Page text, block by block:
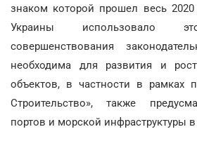
знаком которой прошел весь 2020
Украины использовало
совершенствования
необходима для развития и
объектов, в частности в рамках
Строительство», также
портов и морской инфраструктуры